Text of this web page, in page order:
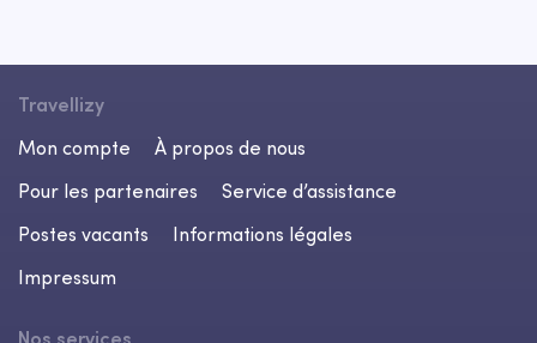
Travellizy
Mon compte
À propos de nous
Pour les partenaires
Service d’assistance
Postes vacants
Informations légales
Impressum